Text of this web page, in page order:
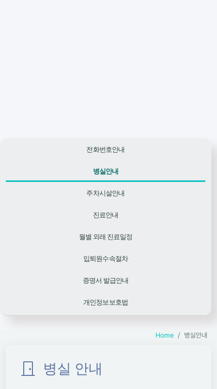
전화번호안내
병실안내
주차시설안내
진료안내
월별 외래 진료일정
입퇴원수속절차
증명서 발급안내
개인정보보호법
Home 병실안내
병실 안내